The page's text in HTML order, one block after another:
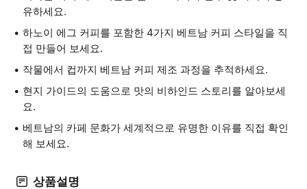
유하세요.
하노이 에그 커피를 포함한 4가지 베트남 커피 스타일을 직
접 만들어 보세요.
작물에서 컵까지 베트남 커피 제조 과정을 추적하세요.
현지 가이드의 도움으로 맛의 비하인드 스토리를 알아보세
요.
베트남의 카페 문화가 세계적으로 유명한 이유를 직접 확인
해 보세요.
상품설명